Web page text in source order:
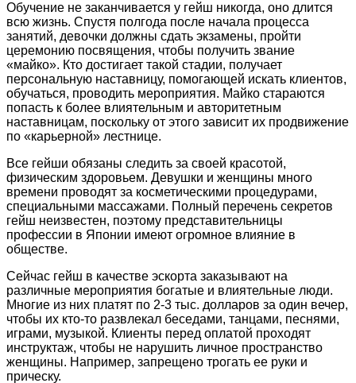
Обучение не заканчивается у гейш никогда, оно длится
всю жизнь. Спустя полгода после начала процесса
занятий, девочки должны сдать экзамены, пройти
церемонию посвящения, чтобы получить звание
«майко». Кто достигает такой стадии, получает
персональную наставницу, помогающей искать клиентов,
обучаться, проводить мероприятия. Майко стараются
попасть к более влиятельным и авторитетным
наставницам, поскольку от этого зависит их продвижение
по «карьерной» лестнице.
Все гейши обязаны следить за своей красотой,
физическим здоровьем. Девушки и женщины много
времени проводят за косметическими процедурами,
специальными массажами. Полный перечень секретов
гейш неизвестен, поэтому представительницы
профессии в Японии имеют огромное влияние в
обществе.
Сейчас гейш в качестве эскорта заказывают на
различные мероприятия богатые и влиятельные люди.
Многие из них платят по 2-3 тыс. долларов за один вечер,
чтобы их кто-то развлекал беседами, танцами, песнями,
играми, музыкой. Клиенты перед оплатой проходят
инструктаж, чтобы не нарушить личное пространство
женщины. Например, запрещено трогать ее руки и
прическу.